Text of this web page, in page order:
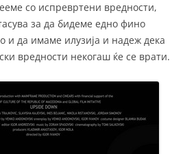
со испревртени вредности,
за да бидеме едно фино
и да имаме илузија и надеж дека
вредности некогаш ќе се врати.